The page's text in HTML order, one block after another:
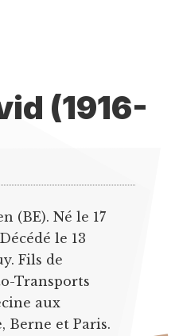
(1916-
(BE). Né le 17
le 13
Fils de
Transports
aux
Berne et Paris.